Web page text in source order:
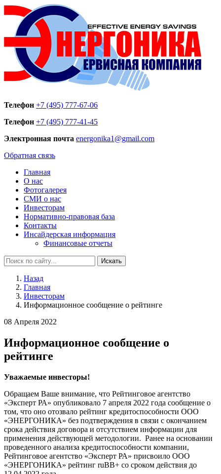
Телефон +7 (495) 777-67-06
Телефон +7 (495) 777-41-45
Электронная почта energonika1@gmail.com
Обратная связь
Главная
О нас
Фотогалерея
СМИ о нас
Инвесторам
Нормативно-правовая база
Контакты
Инсайдерская информация
Финансовые отчеты
Искать
Назад
Главная
Инвесторам
Информационное сообщение о рейтинге
08 Апреля 2022
Информационное сообщение о
рейтинге
Уважаемые инвесторы!
Обращаем Ваше внимание, что Рейтинговое агентство
«Эксперт РА» опубликовало 7 апреля 2022 года сообщение о
том, что оно отозвало рейтинг кредитоспособности ООО
«ЭНЕРГОНИКА» без подтверждения в связи с окончанием
срока действия договора и отсутствием информации для
применения действующей методологии. Ранее на основании
проведенного анализа кредитоспособности компании,
Рейтинговое агентство «Эксперт РА» присвоило ООО
«ЭНЕРГОНИКА» рейтинг ruBB+ со сроком действия до